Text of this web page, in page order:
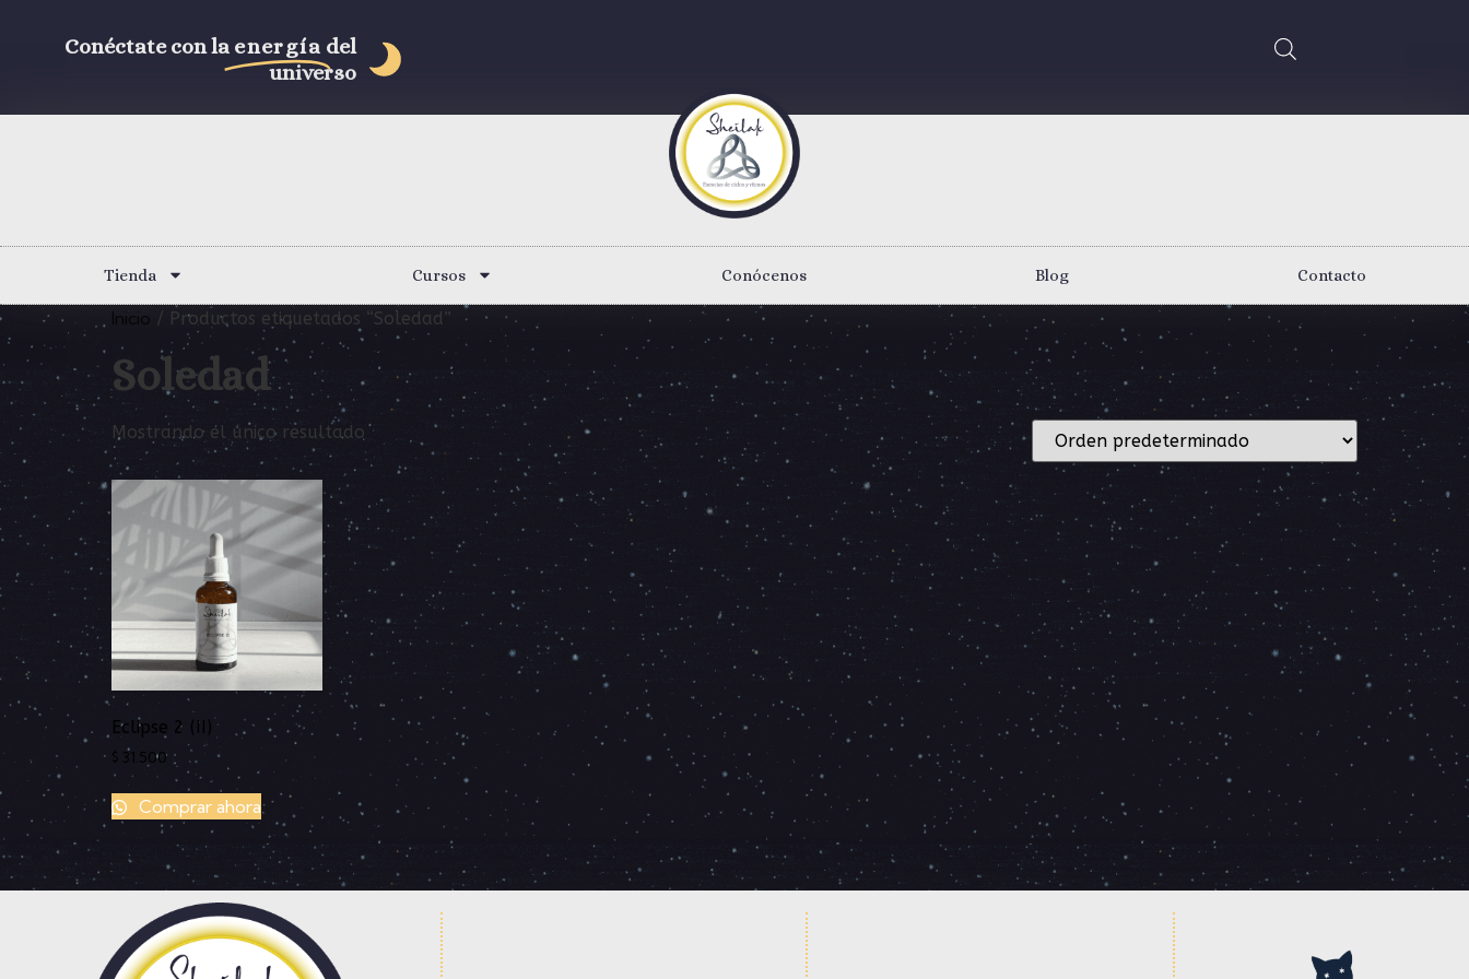
Conéctate con la energía del
universo
Tienda Cursos Conócenos Blog Contacto
Inicio / Productos etiquetados “Soledad”
Soledad
Mostrando el único resultado
Eclipse 2 (II)
$ 31.500
Comprar ahora